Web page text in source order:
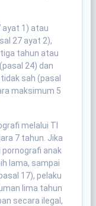
ayat 1) atau
27 ayat 2),
tahun atau
24) dan
sah (pasal
maksimum 5
melalui TI
7 tahun. Jika
anak
lama, sampai
17), pelaku
lima tahun
secara ilegal,